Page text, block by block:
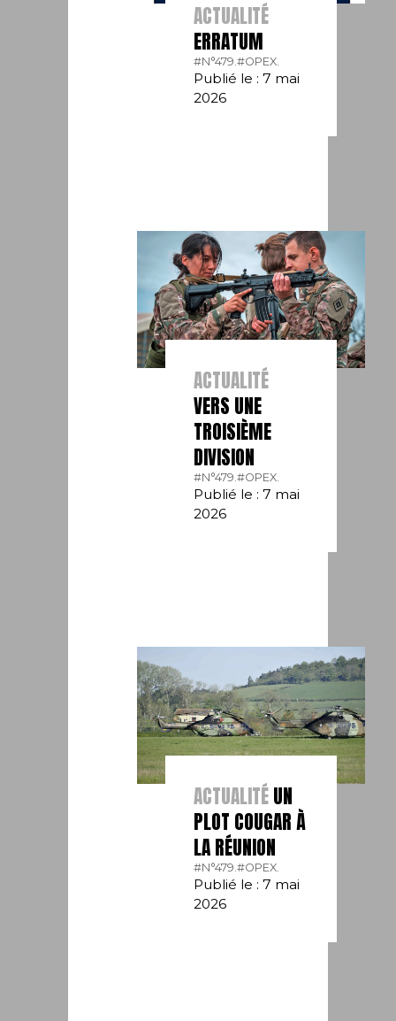
ACTUALITÉ
ERRATUM
#N°479. #OPEX.
Publié le : 7 mai
2026
ACTUALITÉ
VERS UNE
TROISIÈME
DIVISION
#N°479. #OPEX.
Publié le : 7 mai
2026
ACTUALITÉUN
PLOT COUGAR À
LA RÉUNION
#N°479. #OPEX.
Publié le : 7 mai
2026